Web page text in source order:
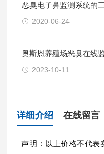
恶臭电子鼻监测系统的
2020-06-24
奥斯恩养殖场恶臭在线
2023-10-11
详细介绍 在线留言
声明：以上价格不代表